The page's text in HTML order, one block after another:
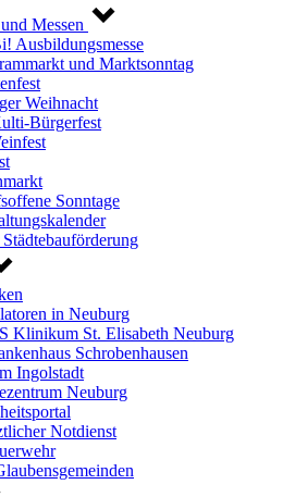
Messen
Ausbildungsmesse
und Marktsonntag
Weihnacht
Bürgerfest
Sonntage
in Neuburg
Klinikum St. Elisabeth Neuburg
Schrobenhausen
Ingolstadt
Neuburg
Notdienst